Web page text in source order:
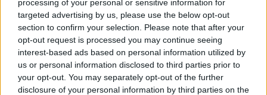
processing of your personal or sensitive information for
targeted advertising by us, please use the below opt-out
section to confirm your selection. Please note that after your
opt-out request is processed you may continue seeing
interest-based ads based on personal information utilized by
us or personal information disclosed to third parties prior to
your opt-out. You may separately opt-out of the further
disclosure of your personal information by third parties on the
Δημοκρατίας.
Όπως επισημαίνει,«η ημέρα αυτή αποτελεί
υπενθύμιση της ανάγκης να υπερασπιζόμαστε την
ιστορική αλήθεια και να εργαζόμαστε αδιάκοπα
για τη διεθνή αναγνώριση της Γενοκτονίας, ως